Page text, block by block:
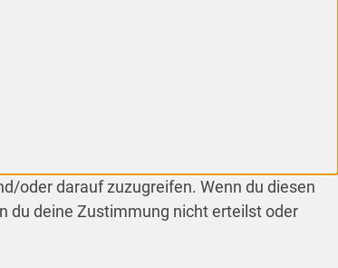
oder darauf zuzugreifen. Wenn du diesen
du deine Zustimmung nicht erteilst oder